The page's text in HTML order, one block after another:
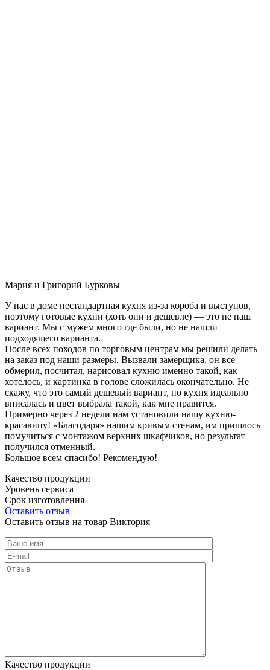
Мария и Григорий Бурковы
У нас в доме нестандартная кухня из-за короба и выступов,
поэтому готовые кухни (хоть они и дешевле) — это не наш
вариант. Мы с мужем много где были, но не нашли
подходящего варианта.
После всех походов по торговым центрам мы решили делать
на заказ под наши размеры. Вызвали замерщика, он все
обмерил, посчитал, нарисовал кухню именно такой, как
хотелось, и картинка в голове сложилась окончательно. Не
скажу, что это самый дешевый вариант, но кухня идеально
вписалась и цвет выбрала такой, как мне нравится.
Примерно через 2 недели нам установили нашу кухню-
красавицу! «Благодаря» нашим кривым стенам, им пришлось
помучиться с монтажом верхних шкафчиков, но результат
получился отменный.
Большое всем спасибо! Рекомендую!
Качество продукции
Уровень сервиса
Срок изготовления
Оставить отзыв
Оставить отзыв на товар Виктория
Качество продукции